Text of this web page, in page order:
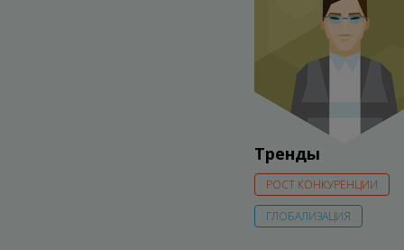
Тренды
РОСТ КОНКУРЕНЦИИ
ГЛОБАЛИЗАЦИЯ